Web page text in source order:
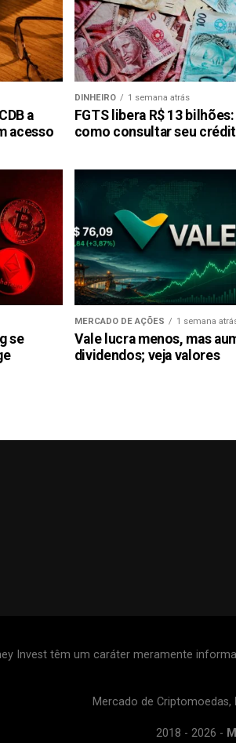
a
acesso
DINHEIRO 1 semana atrás
FGTS libera R$ 13
como consultar seu
se
MERCADO DE AÇÕES 1 semana
Vale lucra menos, mas
dividendos; veja valores
Invest têm um caráter meramente
Mercado de Criptomoedas,
2018 - 2026 -